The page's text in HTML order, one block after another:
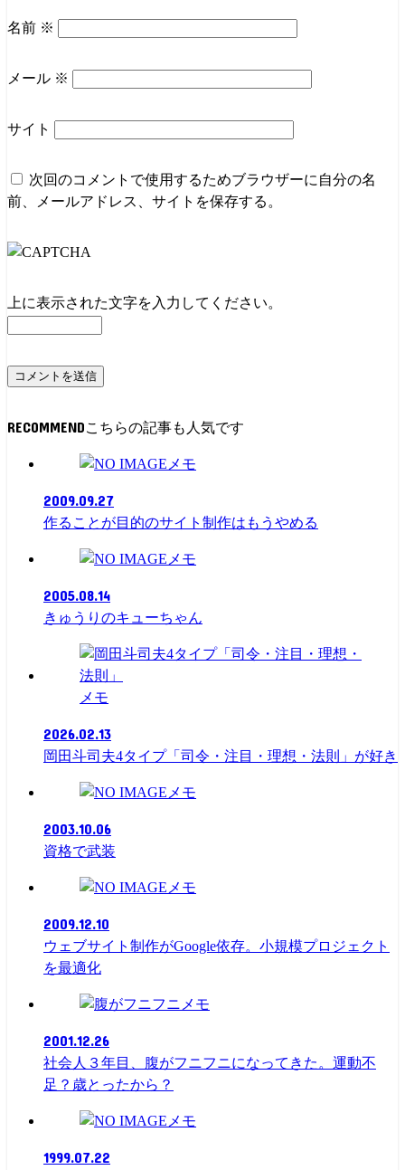
名前 ※
メール ※
サイト
次回のコメントで使用するためブラウザーに自分の名
前、メールアドレス、サイトを保存する。
上に表示された文字を入力してください。
RECOMMEND
メモ
2009.09.27
作ることが目的のサイト制作はもうやめる
メモ
2005.08.14
きゅうりのキューちゃん
メモ
2026.02.13
岡田斗司夫4タイプ「司令・注目・理想・法則」が好き
メモ
2003.10.06
資格で武装
メモ
2009.12.10
ウェブサイト制作がGoogle依存。小規模プロジェクト
を最適化
メモ
2001.12.26
社会人３年目、腹がフニフニになってきた。運動不
足？歳とったから？
メモ
1999.07.22